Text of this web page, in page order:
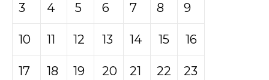
3 4 5 6 7 8 9
10 11 12 13 14 15 16
17 18 19 20 21 22 23